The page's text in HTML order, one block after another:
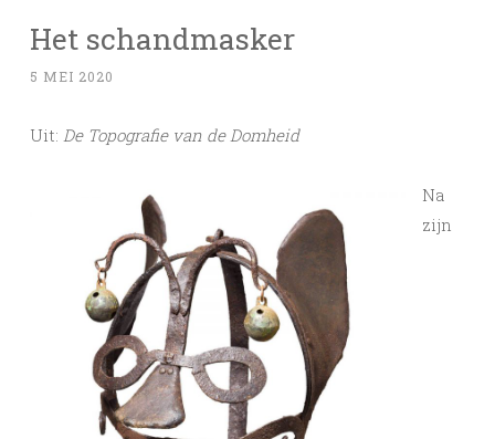
Het schandmasker
5 MEI 2020
Uit: De Topografie van de Domheid
Na
zijn